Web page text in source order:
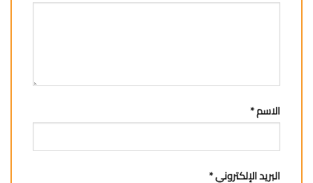
الاسم*
البريد الإلكتروني*